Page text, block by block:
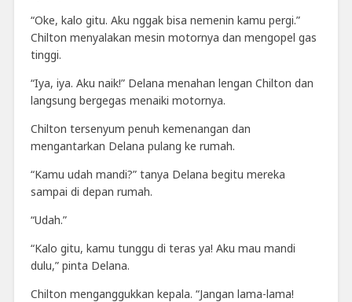
“Oke, kalo gitu. Aku nggak bisa nemenin kamu pergi.”
Chilton menyalakan mesin motornya dan mengopel gas
tinggi.
“Iya, iya. Aku naik!” Delana menahan lengan Chilton dan
langsung bergegas menaiki motornya.
Chilton tersenyum penuh kemenangan dan
mengantarkan Delana pulang ke rumah.
“Kamu udah mandi?” tanya Delana begitu mereka
sampai di depan rumah.
“Udah.”
“Kalo gitu, kamu tunggu di teras ya! Aku mau mandi
dulu,” pinta Delana.
Chilton menganggukkan kepala. “Jangan lama-lama!